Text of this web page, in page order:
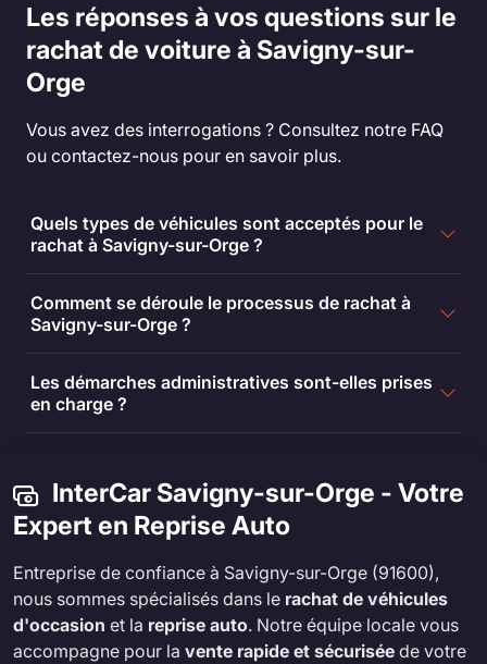
Les réponses à vos questions sur le
rachat de voiture à Savigny-sur-
Orge
Vous avez des interrogations ? Consultez notre FAQ
ou contactez-nous pour en savoir plus.
Quels types de véhicules sont acceptés pour le
rachat à Savigny-sur-Orge ?
Comment se déroule le processus de rachat à
Savigny-sur-Orge ?
Les démarches administratives sont-elles prises
en charge ?
InterCar Savigny-sur-Orge - Votre
Expert en Reprise Auto
Entreprise de confiance à Savigny-sur-Orge (91600),
nous sommes spécialisés dans le rachat de véhicules
d'occasion et la reprise auto. Notre équipe locale vous
accompagne pour la vente rapide et sécurisée de votre